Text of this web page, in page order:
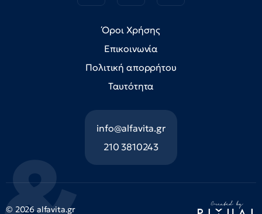
Όροι Χρήσης
Επικοινωνία
Πολιτική απορρήτου
Ταυτότητα
info@alfavita.gr
210 3810243
© 2026 alfavita.gr